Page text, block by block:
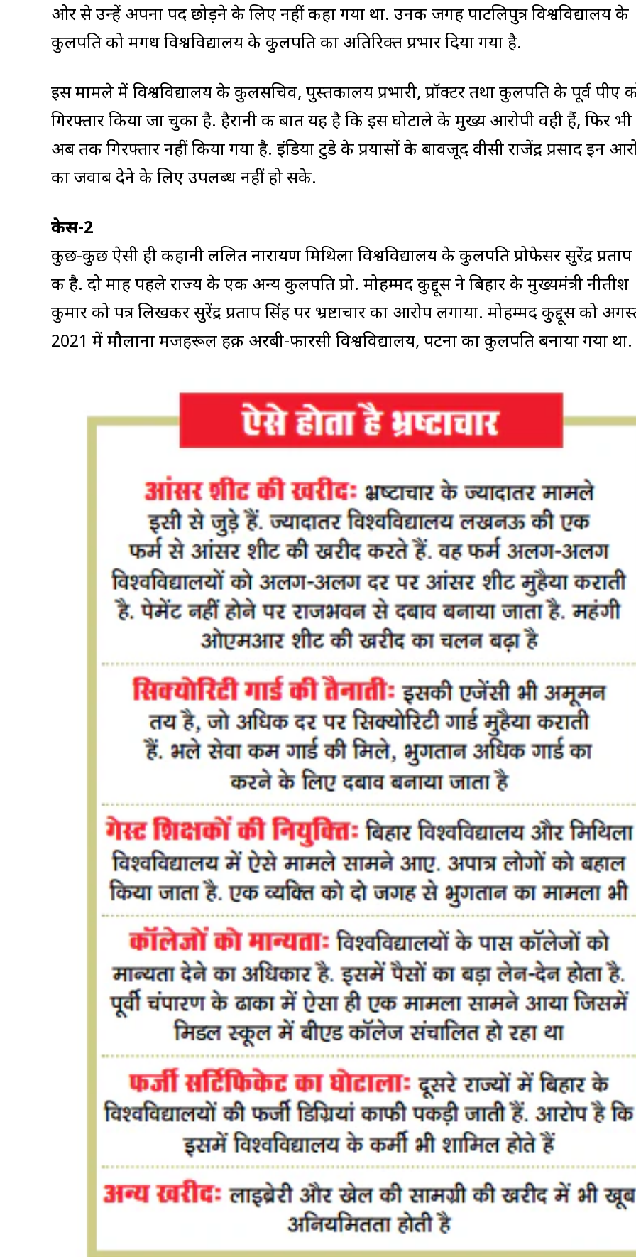
ओर से उन्हें अपना पद छोड़ने के लिए नहीं कहा गया था. उनकी जगह पाटलिपुत्र विश्वविद्यालय के
कुलपति को मगध विश्वविद्यालय के कुलपति का अतिरिक्त प्रभार दिया गया है.
इस मामले में विश्वविद्यालय के कुलसचिव, पुस्तकालय प्रभारी, प्रॉक्टर तथा कुलपति के पूर्व पीए
गिरफ्तार किया जा चुका है. हैरानी की बात यह है कि इस घोटाले के मुख्य आरोपी वही हैं, फिर भी
अब तक गिरफ्तार नहीं किया गया है. इंडिया टुडे के प्रयासों के बावजूद वीसी राजेंद्र प्रसाद इन
का जवाब देने के लिए उपलब्ध नहीं हो सके.
केस-2
कुछ-कुछ ऐसी ही कहानी ललित नारायण मिथिला विश्वविद्यालय के कुलपति प्रोफेसर सुरेंद्र प्रताप
की है. दो माह पहले राज्य के एक अन्य कुलपति प्रो. मोहम्मद कुद्दूस ने बिहार के मुख्यमंत्री नीतीश
कुमार को पत्र लिखकर सुरेंद्र प्रताप सिंह पर भ्रष्टाचार का आरोप लगाया. मोहम्मद कुद्दूस को
2021 में मौलाना मजहरूल हक़ अरबी-फारसी विश्वविद्यालय, पटना का कुलपति बनाया गया था.